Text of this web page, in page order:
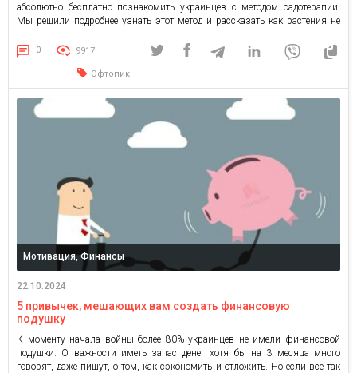
абсолютно бесплатно познакомить украинцев с методом садотерапии.
Мы решили подробнее узнать этот метод и рассказать как растения не
только радуют глаз, но и улучшают ментальное состояние человека. Итак,
что такое садотерапия? Начнем с практики: Садотерапия – инструмент
0 9917
Офтопик
Мотивация, Финансы
22.10.2024
5 привычек, мешающих вам создать финансовую
подушку
К моменту начала войны более 80% украинцев не имели финансовой
подушки. О важности иметь запас денег хотя бы на 3 месяца много
говорят, даже пишут, о том, как сэкономить и отложить. Но если все так